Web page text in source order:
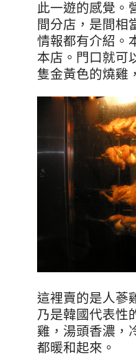
此一遊的感覺。
間分店，是間相
情報都有介紹。
本店。門口就可
隻金黃色的燒雞
這裡賣的是人蔘
乃是韓國代表性
雞，湯頭香濃，
都暖和起來。